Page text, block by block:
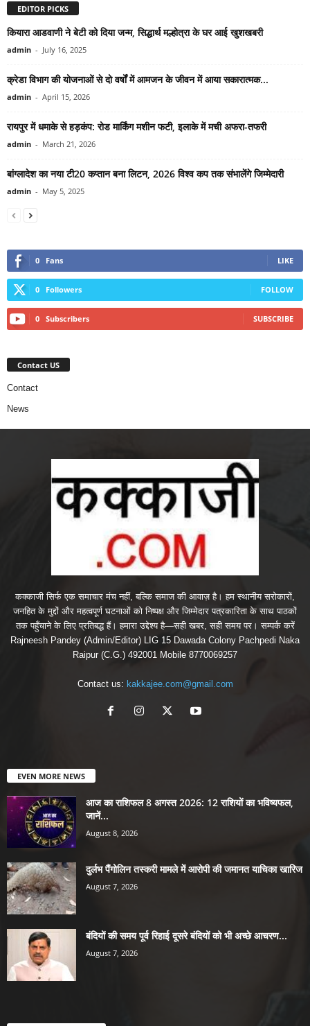
EDITOR PICKS
कियारा आडवाणी ने बेटी को दिया जन्म, सिद्धार्थ मल्होत्रा के घर आई खुशखबरी
admin - July 16, 2025
क्रेडा विभाग की योजनाओं से दो वर्षों में आमजन के जीवन में आया सकारात्मक...
admin - April 15, 2026
रायपुर में धमाके से हड़कंप: रोड मार्किंग मशीन फटी, इलाके में मची अफरा-तफरी
admin - March 21, 2026
बांग्लादेश का नया टी20 कप्तान बना लिटन, 2026 विश्व कप तक संभालेंगे जिम्मेदारी
admin - May 5, 2025
0 Fans LIKE
0 Followers FOLLOW
0 Subscribers SUBSCRIBE
Contact US
Contact
News
कक्काजी सिर्फ एक समाचार मंच नहीं, बल्कि समाज की आवाज़ है। हम स्थानीय सरोकारों,
जनहित के मुद्दों और महत्वपूर्ण घटनाओं को निष्पक्ष और जिम्मेदार पत्रकारिता के साथ पाठकों
तक पहुँचाने के लिए प्रतिबद्ध हैं। हमारा उद्देश्य है—सही खबर, सही समय पर। सम्पर्क करें
Rajneesh Pandey (Admin/Editor) LIG 15 Dawada Colony Pachpedi Naka
Raipur (C.G.) 492001 Mobile 8770069257
Contact us: kakkajee.com@gmail.com
EVEN MORE NEWS
आज का राशिफल 8 अगस्त 2026: 12 राशियों का भविष्यफल,
जानें...
August 8, 2026
दुर्लभ पैंगोलिन तस्करी मामले में आरोपी की जमानत याचिका खारिज
August 7, 2026
बंदियों की समय पूर्व रिहाई दूसरे बंदियों को भी अच्छे आचरण...
August 7, 2026